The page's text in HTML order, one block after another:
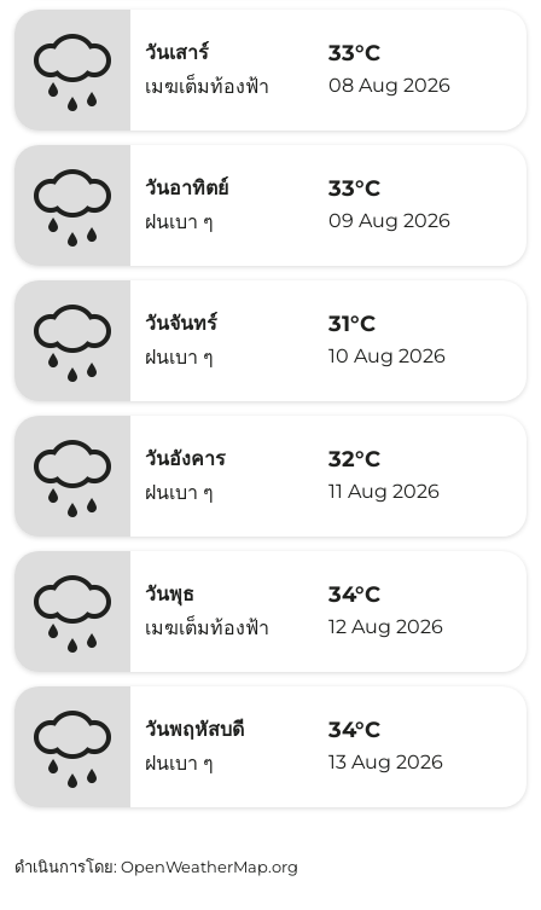
วันเสาร์
เมฆเต็มท้องฟ้า
33°C
08 Aug 2026
วันอาทิตย์
ฝนเบา ๆ
33°C
09 Aug 2026
วันจันทร์
ฝนเบา ๆ
31°C
10 Aug 2026
วันอังคาร
ฝนเบา ๆ
32°C
11 Aug 2026
วันพุธ
เมฆเต็มท้องฟ้า
34°C
12 Aug 2026
วันพฤหัสบดี
ฝนเบา ๆ
34°C
13 Aug 2026
ดำเนินการโดย: OpenWeatherMap.org